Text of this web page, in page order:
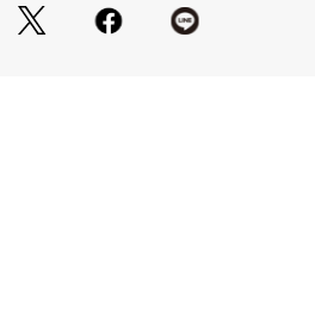
ンで構成されるコレクションは、衣服、
同化する透明性をもっている。